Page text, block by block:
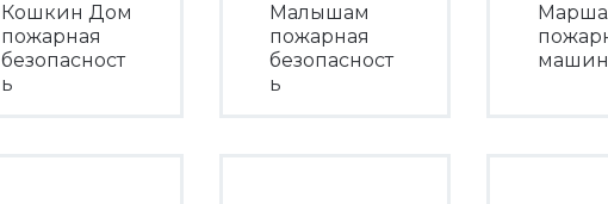
Кошкин Дом
пожарная
безопасност
ь
Малышам
пожарная
безопасност
ь